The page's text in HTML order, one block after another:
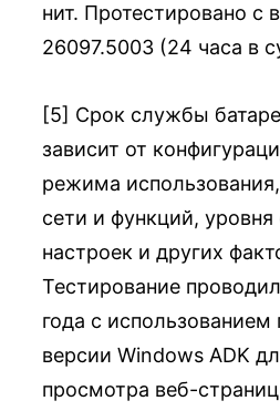
нит. Протестировано с
26097.5003 (24 часа в
[5] Срок службы
зависит от
режима
сети и функций, уровня
настроек и других
Тестирование
года с использованием
версии Windows ADK
просмотра веб-